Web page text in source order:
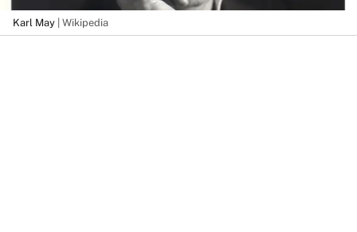
Karl May | Wikipedia